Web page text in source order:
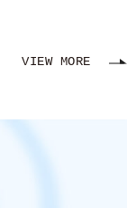
VIEW MORE